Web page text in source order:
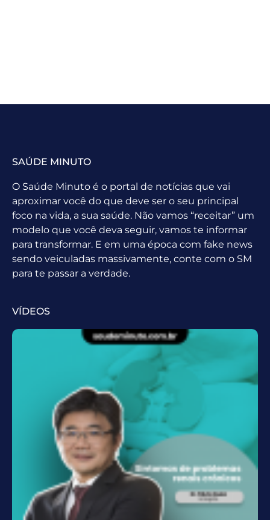
SAÚDE MINUTO
O Saúde Minuto é o portal de notícias que vai
aproximar você do que deve ser o seu principal
foco na vida, a sua saúde. Não vamos “receitar” um
modelo que você deva seguir, vamos te informar
para transformar. E em uma época com fake news
sendo veiculadas massivamente, conte com o SM
para te passar a verdade.
VÍDEOS